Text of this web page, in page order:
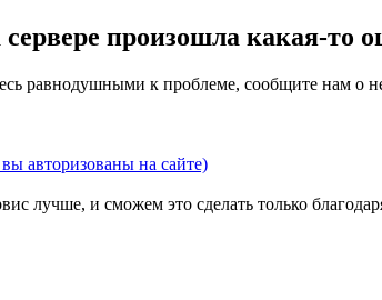
произошла какая-то
равнодушными к проблеме, сообщите нам о
авторизованы на сайте)
лучше, и сможем это сделать только